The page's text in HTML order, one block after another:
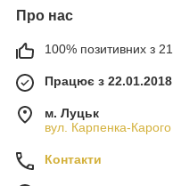
Про нас
100% позитивних з 21
Працює з 22.01.2018
м. Луцьк
вул. Карпенка-
Контакти